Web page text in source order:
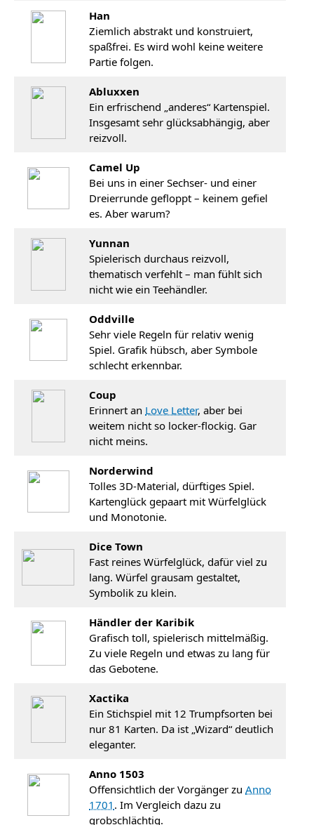
Han
Ziemlich abstrakt und konstruiert,
spaßfrei. Es wird wohl keine weitere
Partie folgen.
Abluxxen
Ein erfrischend „anderes“ Kartenspiel.
Insgesamt sehr glücksabhängig, aber
reizvoll.
Camel Up
Bei uns in einer Sechser- und einer
Dreierrunde gefloppt – keinem gefiel
es. Aber warum?
Yunnan
Spielerisch durchaus reizvoll,
thematisch verfehlt – man fühlt sich
nicht wie ein Teehändler.
Oddville
Sehr viele Regeln für relativ wenig
Spiel. Grafik hübsch, aber Symbole
schlecht erkennbar.
Coup
Erinnert an Love Letter, aber bei
weitem nicht so locker-flockig. Gar
nicht meins.
Norderwind
Tolles 3D-Material, dürftiges Spiel.
Kartenglück gepaart mit Würfelglück
und Monotonie.
Dice Town
Fast reines Würfelglück, dafür viel zu
lang. Würfel grausam gestaltet,
Symbolik zu klein.
Händler der Karibik
Grafisch toll, spielerisch mittelmäßig.
Zu viele Regeln und etwas zu lang für
das Gebotene.
Xactika
Ein Stichspiel mit 12 Trumpfsorten bei
nur 81 Karten. Da ist „Wizard“ deutlich
eleganter.
Anno 1503
Offensichtlich der Vorgänger zu Anno
1701 . Im Vergleich dazu zu
grobschlächtig.